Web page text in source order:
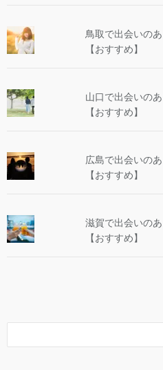
鳥取で出会いの
【おすすめ】
山口で出会いの
【おすすめ】
広島で出会いの
【おすすめ】
滋賀で出会いの
【おすすめ】